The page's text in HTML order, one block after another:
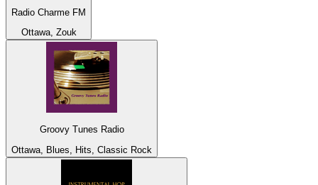
Radio Charme FM
Ottawa, Zouk
Groovy Tunes Radio
Ottawa, Blues, Hits, Classic Rock